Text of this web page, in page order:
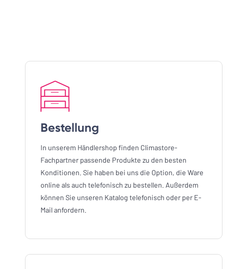
Bestellung
In unserem Händlershop finden Climastore-
Fachpartner passende Produkte zu den besten
Konditionen. Sie haben bei uns die Option, die Ware
online als auch telefonisch zu bestellen. Außerdem
können Sie unseren Katalog telefonisch oder per E-
Mail anfordern.